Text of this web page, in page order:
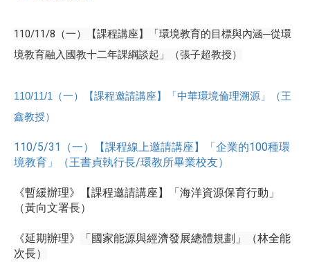
110/11/8（一）【課程講座】「環境教育的目標與內涵─從環
境教育融入國教十二年課綱談起」（張子超教授）
110/11/1（一）【課程邀請講座】「中華環境倫理溯源」（王
鑫教授）
110/5/31（一）【課程線上邀請講座】「企業的100種環
境教育」（王書貞執行長/環教所畢業校友）
《暫緩辦理》【課程邀請講座】「海洋資源保育行動」
（黃向文署長）
《延期辦理》
「國家能源與經濟發展總體規劃」（林全能
次長）